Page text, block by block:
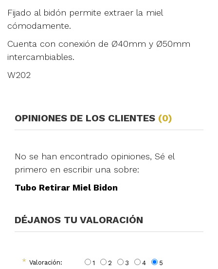
Fijado al bidón permite extraer la miel
cómodamente.
Cuenta con conexión de Ø40mm y Ø50mm
intercambiables.
W202
OPINIONES DE LOS CLIENTES (0)
No se han encontrado opiniones, Sé el
primero en escribir una sobre:
Tubo Retirar Miel Bidon
DÉJANOS TU VALORACIÓN
* Valoración: 1 2 3 4 5